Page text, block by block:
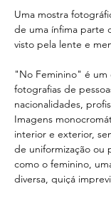
Uma mostra
de uma ínfima parte
visto pela lente e
"No Feminino" é um
fotografias de
nacionalidades,
Imagens
interior e exterior,
de uniformização ou
como o feminino,
diversa, quiçá